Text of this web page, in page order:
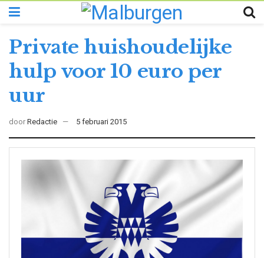
Private huishoudelijke
hulp voor 10 euro per
uur
door Redactie 5 februari 2015